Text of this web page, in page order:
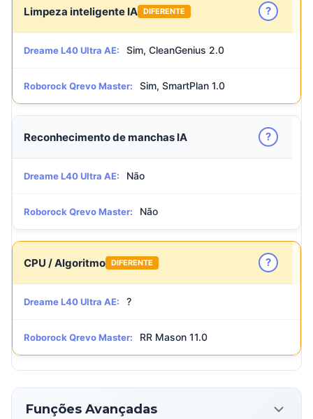
Limpeza inteligente IA DIFERENTE ?
Dreame L40 Ultra AE: Sim, CleanGenius 2.0
Roborock Qrevo Master: Sim, SmartPlan 1.0
Reconhecimento de manchas IA ?
Dreame L40 Ultra AE: Não
Roborock Qrevo Master: Não
CPU / Algoritmo DIFERENTE ?
Dreame L40 Ultra AE: ?
Roborock Qrevo Master: RR Mason 11.0
Funções Avançadas